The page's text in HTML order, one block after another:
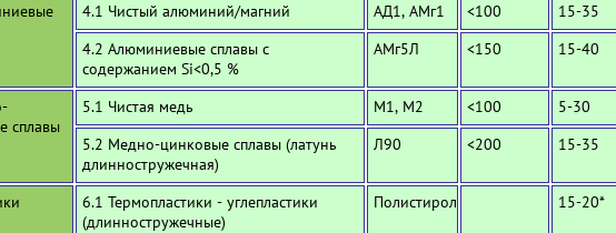
4.1 Чистый алюминий/магний АД1, АМг1 <100 15-35
4.2 Алюминиевые сплавы с
содержанием Si<0,5 %
АМг5Л <150 15-40
сплавы
5.1 Чистая медь М1, М2 <100 5-30
5.2 Медно-цинковые сплавы (латунь
длинностружечная)
Л90 <200 15-35
6.1 Термопластики - углепластики
(длинностружечные)
Полистирол 15-20*